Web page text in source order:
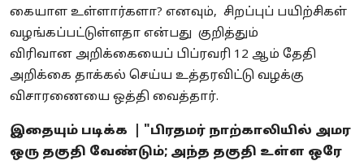
கையாள உள்ளார்களா? எனவும், சிறப்புப் பயிற்சிகள்
வழங்கப்பட்டுள்ளதா என்பது குறித்தும்
விரிவான அறிக்கையைப் பிப்ரவரி 12 ஆம் தேதி
அறிக்கை தாக்கல் செய்ய உத்தரவிட்டு வழக்கு
விசாரணையை ஒத்தி வைத்தார்.
இதையும் படிக்க | "பிரதமர் நாற்காலியில் அமர
ஒரு தகுதி வேண்டும்; அந்த தகுதி உள்ள ஒரே